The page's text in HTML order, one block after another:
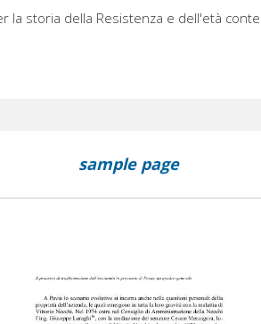
la storia della Resistenza e dell'età
morte di Cristina Trivulzio di
donna che decise il suo destino, un libro
banca dati sulle imprese bergamasche
sample page